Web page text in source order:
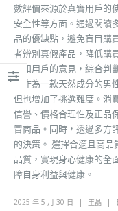
數評價來源於真實用戶的
安全性等方面。通過閱讀
品的優缺點，避免盲目購
者辨別真假產品，降低購
臺和用戶的意見，綜合判
素作為一款天然成分的男
但也增加了挑選難度。消
信譽、價格合理性及正品
冒商品。同時，透過多方
的決策。 選擇合適且高
品質，實現身心健康的全
障自身利益與健康。
2025 年 5 月 30 日 王晶